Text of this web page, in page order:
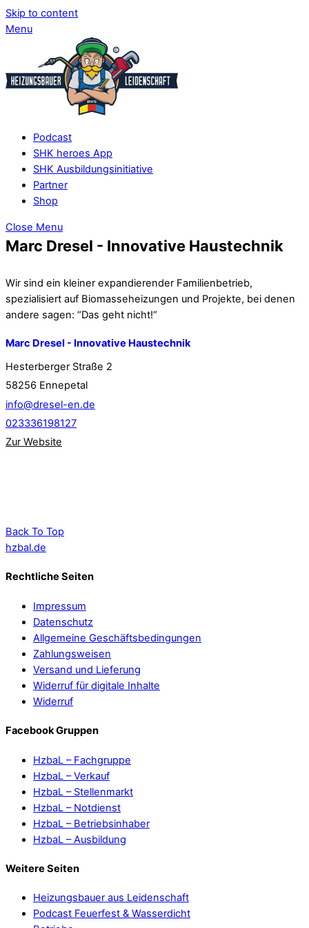
Skip to content
Menu
Podcast
SHK heroes App
SHK Ausbildungsinitiative
Partner
Shop
Close Menu
Marc Dresel - Innovative Haustechnik
Wir sind ein kleiner expandierender Familienbetrieb,
spezialisiert auf Biomasseheizungen und Projekte, bei denen
andere sagen: “Das geht nicht!“
Marc Dresel - Innovative Haustechnik
Hesterberger Straße 2
58256 Ennepetal
info@dresel-en.de
023336198127
Zur Website
Back To Top
hzbal.de
Rechtliche Seiten
Impressum
Datenschutz
Allgemeine Geschäftsbedingungen
Zahlungsweisen
Versand und Lieferung
Widerruf für digitale Inhalte
Widerruf
Facebook Gruppen
HzbaL – Fachgruppe
HzbaL – Verkauf
HzbaL – Stellenmarkt
HzbaL – Notdienst
HzbaL – Betriebsinhaber
HzbaL – Ausbildung
Weitere Seiten
Heizungsbauer aus Leidenschaft
Podcast Feuerfest & Wasserdicht